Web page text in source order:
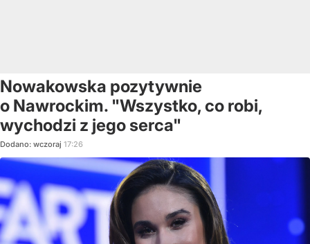
Nowakowska pozytywnie
o Nawrockim. "Wszystko, co robi,
wychodzi z jego serca"
Dodano: wczoraj 17:26